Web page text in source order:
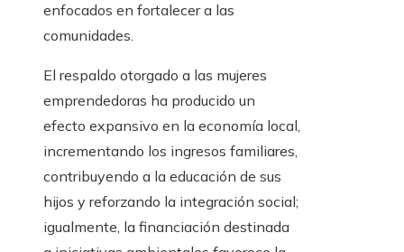
enfocados en fortalecer a las
comunidades.
El respaldo otorgado a las mujeres
emprendedoras ha producido un
efecto expansivo en la economía local,
incrementando los ingresos familiares,
contribuyendo a la educación de sus
hijos y reforzando la integración social;
igualmente, la financiación destinada